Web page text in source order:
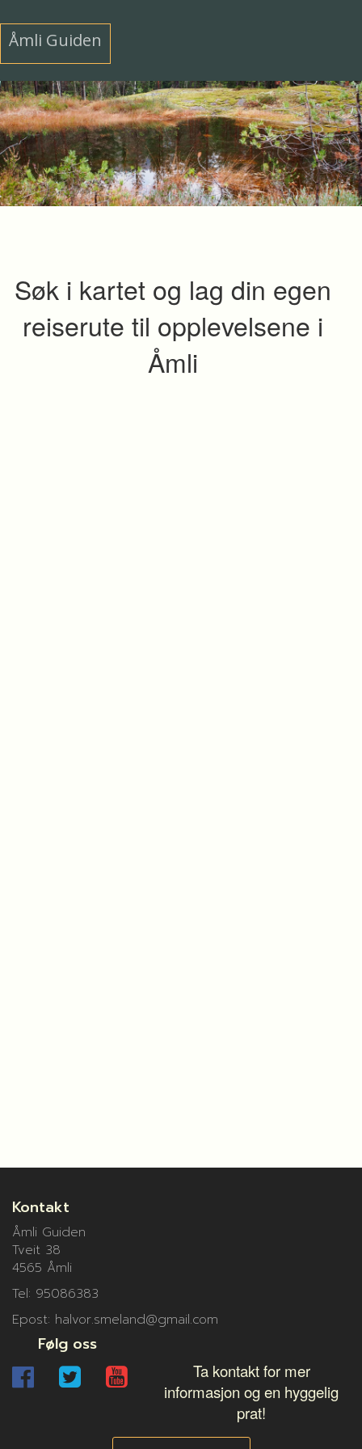
Åmli Guiden
Søk i kartet og lag din egen
reiserute til opplevelsene i
Åmli
Kontakt
Åmli Guiden
Tveit 38
4565 Åmli
Tel: 95086383
Epost: halvor.smeland@gmail.com
Følg oss
Ta kontakt for mer
informasjon og en hyggelig
prat!